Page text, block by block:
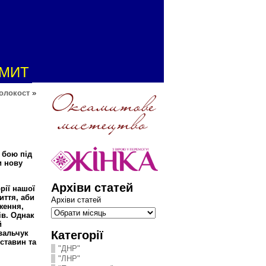
»
бою під
нову
нашої
аби
Однак
та
Архіви статей
Архіви статей
Категорії
"ДНР"
"ЛНР"